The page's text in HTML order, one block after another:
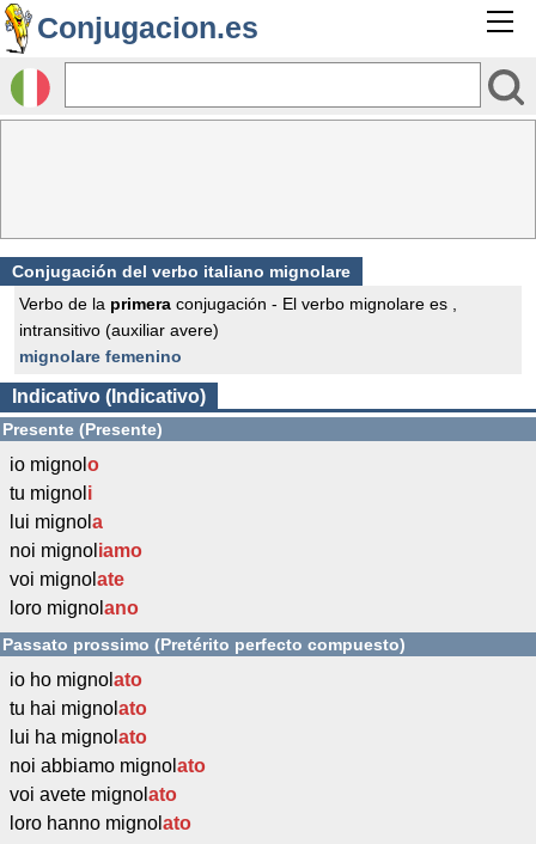
Conjugacion.es
Conjugación del verbo italiano mignolare
Verbo de la primera conjugación - El verbo mignolare es ,
intransitivo (auxiliar avere)
mignolare femenino
Indicativo (Indicativo)
Presente (Presente)
io mignol o
tu mignol i
lui mignol a
noi mignol iamo
voi mignol ate
loro mignol ano
Passato prossimo (Pretérito perfecto compuesto)
io ho mignol ato
tu hai mignol ato
lui ha mignol ato
noi abbiamo mignol ato
voi avete mignol ato
loro hanno mignol ato